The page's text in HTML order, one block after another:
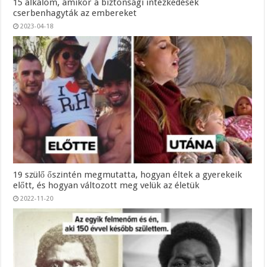
15 alkalom, amikor a biztonsági intézkedések
cserbenhagyták az embereket
2023-04-18
19 szülő őszintén megmutatta, hogyan éltek a gyerekeik
előtt, és hogyan változott meg velük az életük
2022-11-20